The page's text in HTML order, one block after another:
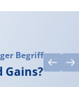
Begriff
Gains?